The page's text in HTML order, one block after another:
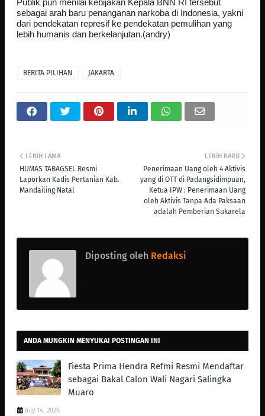
Publik pun menilai kebijakan Kepala BNN RI tersebut
sebagai arah baru penanganan narkoba di Indonesia, yakni
dari pendekatan represif ke pendekatan pemulihan yang
lebih humanis dan berkelanjutan.(andry)
BERITA PILIHAN JAKARTA
LEBIH BARU
Penerimaan Uang oleh 4 Aktivis
yang di OTT di Padangsidimpuan,
Ketua IPW : Penerimaan Uang
oleh Aktivis Tanpa Ada Paksaan
adalah Pemberian Sukarela
LEBIH LAMA
HUMAS TABAGSEL Resmi
Laporkan Kadis Pertanian Kab.
Mandailing Natal
Diposting oleh Redaksi
ANDA MUNGKIN MENYUKAI POSTINGAN INI
Fiesta Prima Hendra Refmi Resmi Mendaftar
sebagai Bakal Calon Wali Nagari Salingka
Muaro
July 14, 2026